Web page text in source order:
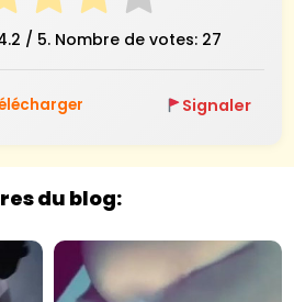
/ 5. Nombre de votes: 27
Signaler
du blog: